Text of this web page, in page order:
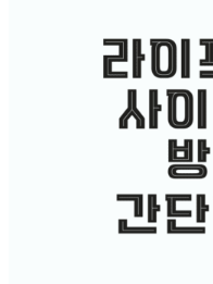
예술
영화
도서요약
라디오
인생